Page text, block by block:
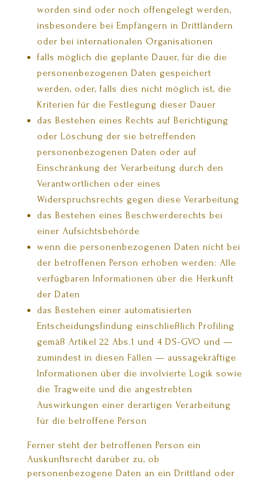
worden sind oder noch offengelegt werden,
insbesondere bei Empfängern in Drittländern
oder bei internationalen Organisationen
falls möglich die geplante Dauer, für die die
personenbezogenen Daten gespeichert
werden, oder, falls dies nicht möglich ist, die
Kriterien für die Festlegung dieser Dauer
das Bestehen eines Rechts auf Berichtigung
oder Löschung der sie betreffenden
personenbezogenen Daten oder auf
Einschränkung der Verarbeitung durch den
Verantwortlichen oder eines
Widerspruchsrechts gegen diese Verarbeitung
das Bestehen eines Beschwerderechts bei
einer Aufsichtsbehörde
wenn die personenbezogenen Daten nicht bei
der betroffenen Person erhoben werden: Alle
verfügbaren Informationen über die Herkunft
der Daten
das Bestehen einer automatisierten
Entscheidungsfindung einschließlich Profiling
gemäß Artikel 22 Abs.1 und 4 DS-GVO und —
zumindest in diesen Fällen — aussagekräftige
Informationen über die involvierte Logik sowie
die Tragweite und die angestrebten
Auswirkungen einer derartigen Verarbeitung
für die betroffene Person
Ferner steht der betroffenen Person ein
Auskunftsrecht darüber zu, ob
personenbezogene Daten an ein Drittland oder